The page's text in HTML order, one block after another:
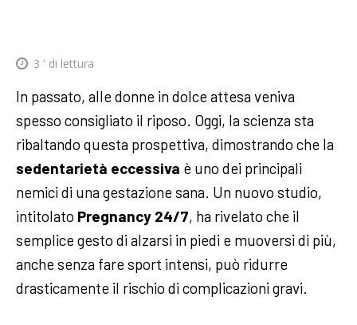
3 ' di lettura
In passato, alle donne in dolce attesa veniva
spesso consigliato il riposo. Oggi, la scienza sta
ribaltando questa prospettiva, dimostrando che la
sedentarietà eccessiva è uno dei principali
nemici di una gestazione sana. Un nuovo studio,
intitolato Pregnancy 24/7, ha rivelato che il
semplice gesto di alzarsi in piedi e muoversi di più,
anche senza fare sport intensi, può ridurre
drasticamente il rischio di complicazioni gravi.